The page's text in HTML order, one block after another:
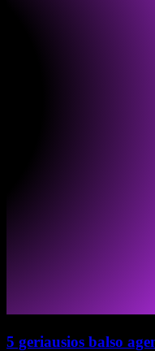
5 geriausios balso